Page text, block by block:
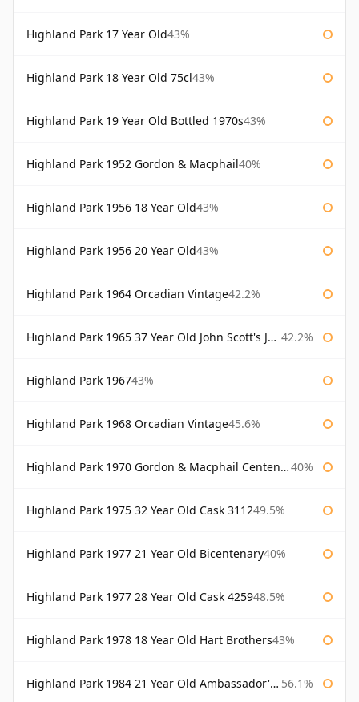
Highland Park 17 Year Old43%
Highland Park 18 Year Old 75cl43%
Highland Park 19 Year Old Bottled 1970s43%
Highland Park 1952 Gordon & Macphail40%
Highland Park 1956 18 Year Old43%
Highland Park 1956 20 Year Old43%
Highland Park 1964 Orcadian Vintage42.2%
Highland Park 1965 37 Year Old John Scott's John Scott's 42.2%
Highland Park 196743%
Highland Park 1968 Orcadian Vintage45.6%
Highland Park 1970 Gordon & Macphail Centenary Reserve 40%
Highland Park 1975 32 Year Old Cask 311249.5%
Highland Park 1977 21 Year Old Bicentenary40%
Highland Park 1977 28 Year Old Cask 425948.5%
Highland Park 1978 18 Year Old Hart Brothers43%
Highland Park 1984 21 Year Old Ambassador's Cask 56.1%